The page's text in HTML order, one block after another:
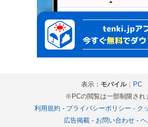
表示： モバイル｜ PC
※PCの閲覧は一部制限され
利用規約 - プライバシーポリシー - ク
広告掲載- お問い合わせ-